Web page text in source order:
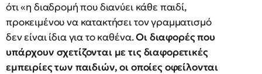
ότι «η διαδρομή που διανύει κάθε παιδί,
προκειμένου να κατακτήσει τον γραμματισμό
δεν είναι ίδια για το καθένα.Οι διαφορές που
υπάρχουν σχετίζονται με τις διαφορετικές
εμπειρίες των παιδιών, οι οποίες οφείλονται